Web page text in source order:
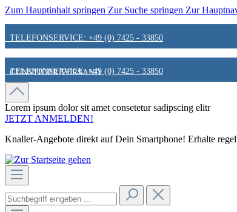
Zum Hauptinhalt springen Zur Suche springen Zur
TELEFONSERVICE: +49 (0) 7425 - 33850
GÜNSTIGER VERSAND
FAIR & KUNDENORIENTIERT
HINWEIS ZU STATIONÄREN PREISEN
TELEFONSERVICE: +49 (0) 7425 - 33850
GÜNSTIGER VERSAND
FAIR & KUNDENORIENTIERT
HINWEIS ZU STATIONÄREN PREISEN
Lorem ipsum dolor sit amet consetetur sadipscing elitr
JETZT ANMELDEN!
Knaller-Angebote direkt auf Dein Smartphone! Erhalte